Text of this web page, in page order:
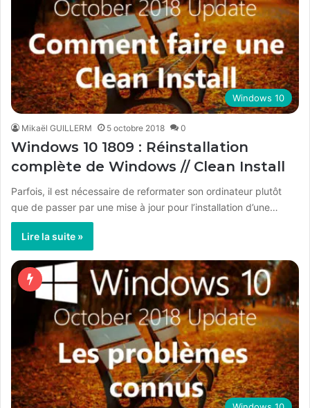
Windows 10
Mikaël GUILLERM 5 octobre 2018 0
Windows 10 1809 : Réinstallation
complète de Windows // Clean Install
Parfois, il est nécessaire de reformater son ordinateur plutôt
que de passer par une mise à jour pour l’installation d’une…
Lire la suite »